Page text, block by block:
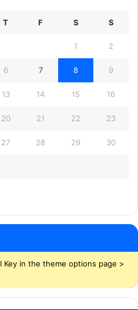
T F S S
1 2
6 7 8 9
13 14 15 16
20 21 22 23
27 28 29 30
Key in the theme options page >